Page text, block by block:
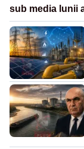
sub media lunii